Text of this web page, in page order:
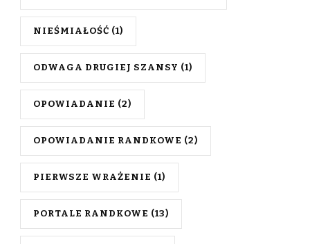
NIEŚMIAŁOŚĆ (1)
ODWAGA DRUGIEJ SZANSY (1)
OPOWIADANIE (2)
OPOWIADANIE RANDKOWE (2)
PIERWSZE WRAŻENIE (1)
PORTALE RANDKOWE (13)